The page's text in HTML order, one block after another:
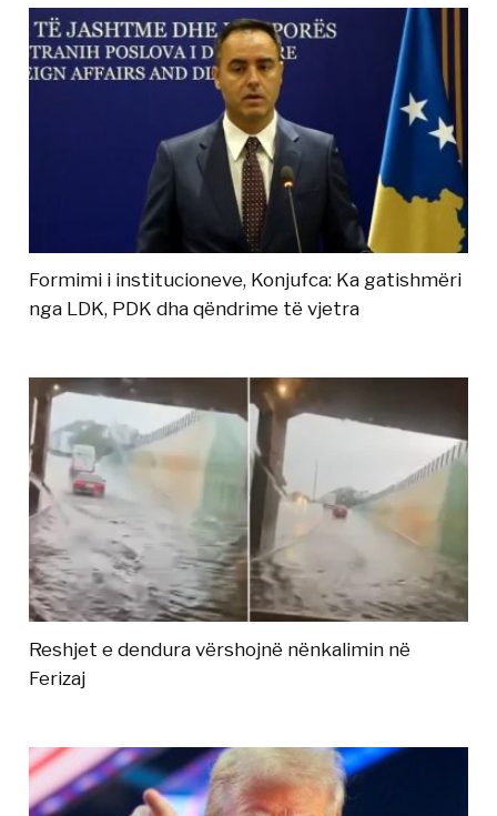
Formimi i institucioneve, Konjufca: Ka gatishmëri
nga LDK, PDK dha qëndrime të vjetra
Reshjet e dendura vërshojnë nënkalimin në
Ferizaj